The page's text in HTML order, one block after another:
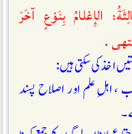
الإِعْلامُ بِنَوْعٍ آخَرَ
.
اخذ کی سکتی ہیں:
اہلِ علم اور اصلاح پسند
۔